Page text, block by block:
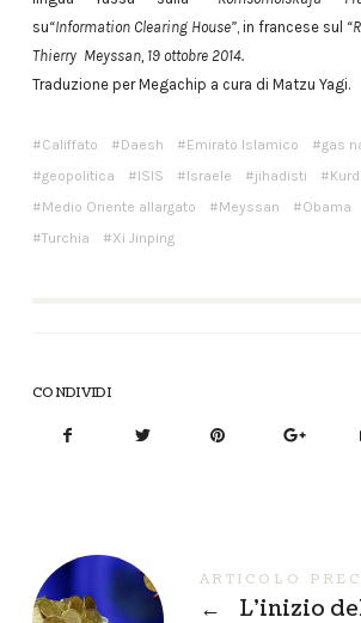
su“Information Clearing House”, in francese sul
Thierry Meyssan, 19 ottobre 2014.
Traduzione per Megachip a cura di Matzu Yagi.
Califfato Daesh Emirato Islamico
gas
geopolitica
ISIS Israele jihadisti
Medio Oriente allargato
Meyssan Obama
Turchia
Xi Jinping
CONDIVIDI
ARTICOLO
←
L’inizio